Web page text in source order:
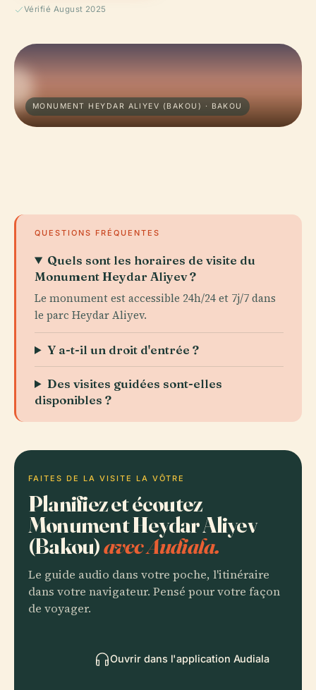
Vérifié August 2025
MONUMENT HEYDAR ALIYEV (BAKOU) · BAKOU
QUESTIONS FRÉQUENTES
Quels sont les horaires de visite du
Monument Heydar Aliyev ?
Le monument est accessible 24h/24 et 7j/7 dans
le parc Heydar Aliyev.
Y a-t-il un droit d'entrée ?
Des visites guidées sont-elles
disponibles ?
FAITES DE LA VISITE LA VÔTRE
Planifiez et écoutez
Monument Heydar Aliyev
(Bakou)avec Audiala.
Le guide audio dans votre poche, l'itinéraire
dans votre navigateur. Pensé pour votre façon
de voyager.
Ouvrir dans l'application Audiala